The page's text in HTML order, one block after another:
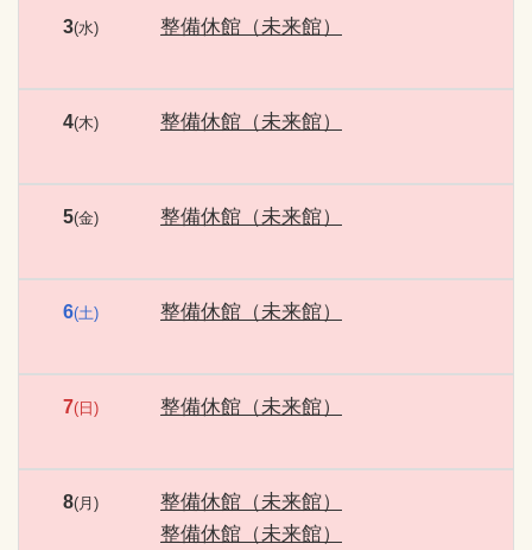
3(水) 整備休館（未来館）
4(木) 整備休館（未来館）
5(金) 整備休館（未来館）
6(土) 整備休館（未来館）
7(日) 整備休館（未来館）
8(月)
整備休館（未来館）
整備休館（未来館）